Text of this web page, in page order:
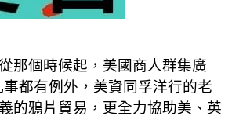
那個時候起，美國商人群集廣
都有例外，美資同孚洋行的老
的鴉片貿易，更全力協助美、英